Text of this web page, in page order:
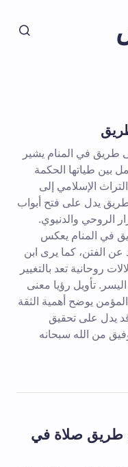
طريق في المنام يشير
بين طياتها الحكمة
الإسلامي إلى
يدل على فتح أبواب
الروحي والدنيوي.
في المنام يعكس
عن الفتن، كما يرى ابن
روحانية تعد بالتغيير
تأويل رؤيا معنى
يوضح أهمية الثقة
يدل على تحقيق
من الله سبحانه
طريق صلاة في